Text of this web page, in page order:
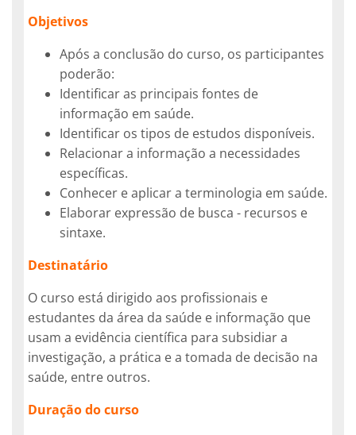
Objetivos
Após a conclusão do curso, os participantes
poderão:
Identificar as principais fontes de
informação em saúde.
Identificar os tipos de estudos disponíveis.
Relacionar a informação a necessidades
específicas.
Conhecer e aplicar a terminologia em saúde.
Elaborar expressão de busca - recursos e
sintaxe.
Destinatário
O curso está dirigido aos profissionais e
estudantes da área da saúde e informação que
usam a evidência científica para subsidiar a
investigação, a prática e a tomada de decisão na
saúde, entre outros.
Duração do curso